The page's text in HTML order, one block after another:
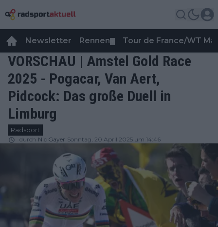
Newsletter Rennen Tour de France/WT
VORSCHAU | Amstel Gold Race
2025 - Pogacar, Van Aert,
Pidcock: Das große Duell in
Limburg
Radsport
durch Nic Gayer Sonntag, 20 April 2025 um 14:46